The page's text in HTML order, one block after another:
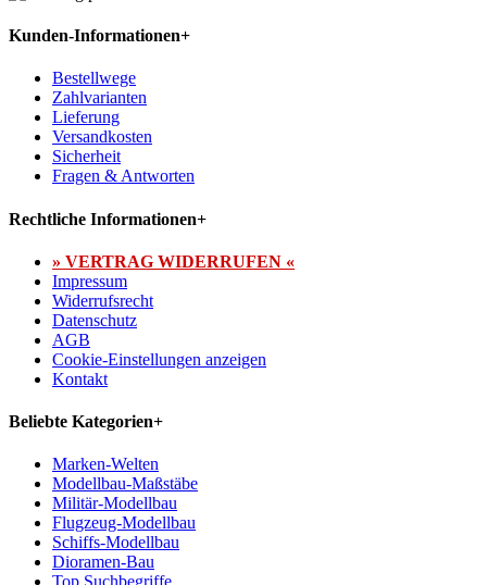
Kunden-Informationen+
Bestellwege
Zahlvarianten
Lieferung
Versandkosten
Sicherheit
Fragen & Antworten
Rechtliche Informationen+
» VERTRAG WIDERRUFEN «
Impressum
Widerrufsrecht
Datenschutz
AGB
Cookie-Einstellungen anzeigen
Kontakt
Beliebte Kategorien+
Marken-Welten
Modellbau-Maßstäbe
Militär-Modellbau
Flugzeug-Modellbau
Schiffs-Modellbau
Dioramen-Bau